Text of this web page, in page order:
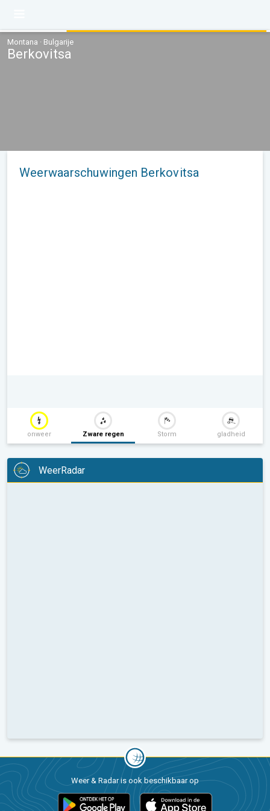
Montana · Bulgarije
Berkovitsa
Weerwaarschuwingen Berkovitsa
onweer Zware regen Storm gladheid
WeerRadar
Weer & Radar is ook beschikbaar op